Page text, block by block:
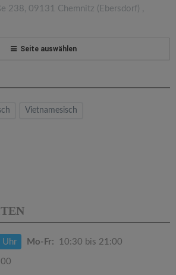
238, 09131 Chemnitz (Ebersdorf) ,
Seite auswählen
Vietnamesisch
Uhr Mo-Fr: 10:30 bis 21:00